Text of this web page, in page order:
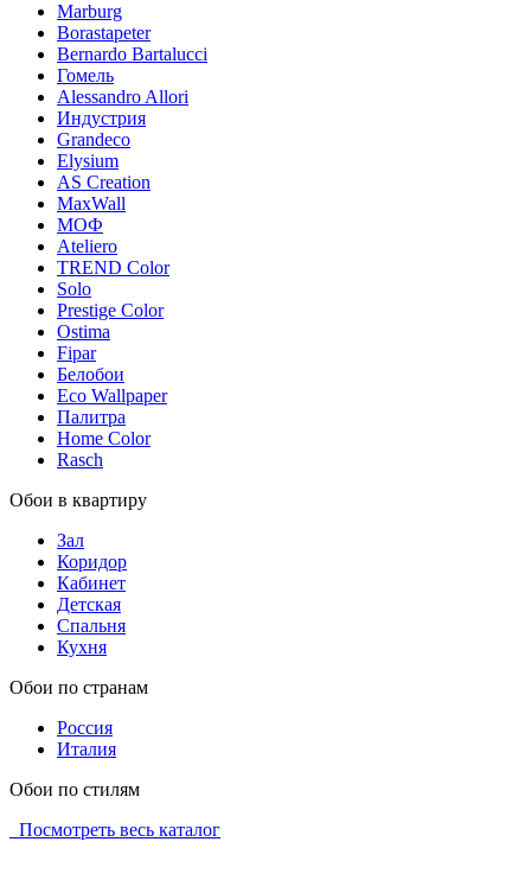
Marburg
Borastapeter
Bernardo Bartalucci
Гомель
Alessandro Allori
Индустрия
Grandeco
Elysium
AS Creation
MaxWall
МОФ
Ateliero
TREND Color
Solo
Prestige Color
Ostima
Fipar
Белобои
Eco Wallpaper
Палитра
Home Color
Rasch
Обои в квартиру
Зал
Коридор
Кабинет
Детская
Спальня
Кухня
Обои по странам
Россия
Италия
Обои по стилям
Посмотреть весь каталог